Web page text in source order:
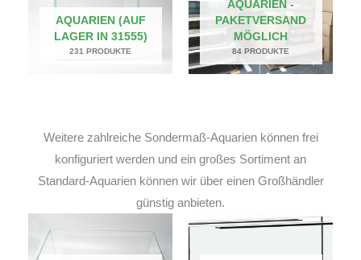
AQUARIEN (AUF
LAGER IN 31555)
231 PRODUKTE
AQUARIEN -
PAKETVERSAND
MÖGLICH
84 PRODUKTE
Weitere zahlreiche Sondermaß-Aquarien können frei
konfiguriert werden und ein großes Sortiment an
Standard-Aquarien können wir über einen Großhändler
günstig anbieten.